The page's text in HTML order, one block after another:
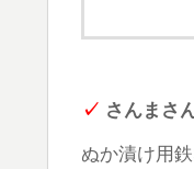
✓ さんまさ
ぬか漬け用